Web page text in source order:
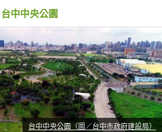
台中中央公園
台中中央公園（圖／台中市政府建設局）